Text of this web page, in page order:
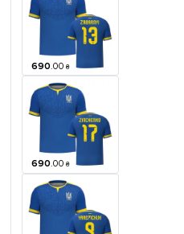
690. 00 ₴
690.00 ₴